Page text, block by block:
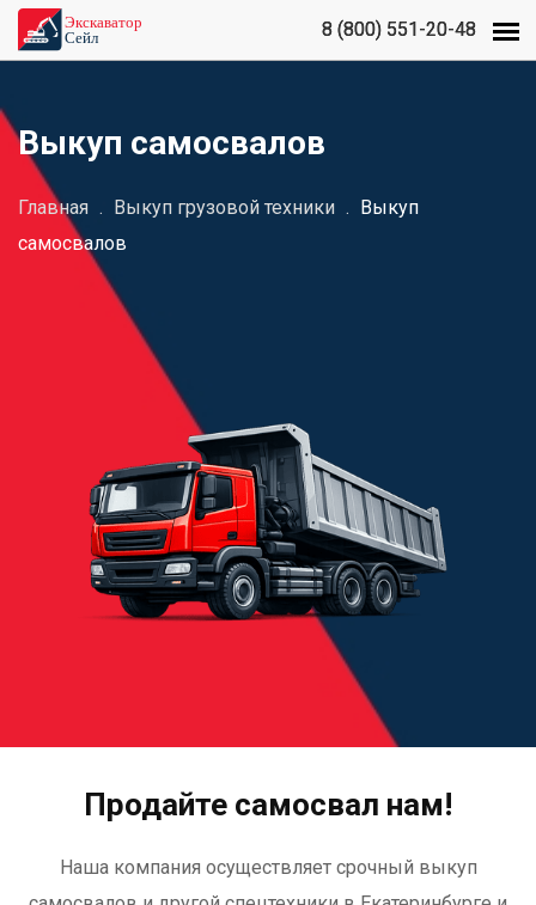
8 (800) 551-20-48
8 (800) 551-20-48
Выкуп самосвалов
Главная . Выкуп грузовой техники . Выкуп
самосвалов
Продайте самосвал нам!
Наша компания осуществляет срочный выкуп